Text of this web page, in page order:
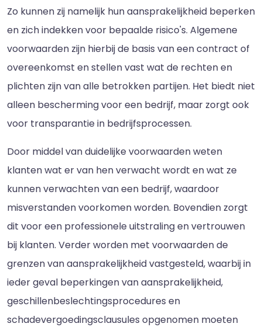
Zo kunnen zij namelijk hun aansprakelijkheid beperken
en zich indekken voor bepaalde risico's. Algemene
voorwaarden zijn hierbij de basis van een contract of
overeenkomst en stellen vast wat de rechten en
plichten zijn van alle betrokken partijen. Het biedt niet
alleen bescherming voor een bedrijf, maar zorgt ook
voor transparantie in bedrijfsprocessen.
Door middel van duidelijke voorwaarden weten
klanten wat er van hen verwacht wordt en wat ze
kunnen verwachten van een bedrijf, waardoor
misverstanden voorkomen worden. Bovendien zorgt
dit voor een professionele uitstraling en vertrouwen
bij klanten. Verder worden met voorwaarden de
grenzen van aansprakelijkheid vastgesteld, waarbij in
ieder geval beperkingen van aansprakelijkheid,
geschillenbeslechtingsprocedures en
schadevergoedingsclausules opgenomen moeten